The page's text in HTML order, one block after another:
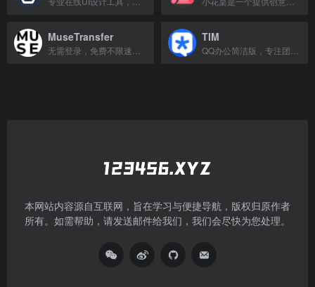
MuseTransfer TIM
本网站内容源自互联网，旨在学习与便捷导航，版权归原作者
所有。如需帮助，请发送邮件给我们，我们会尽快为您处理。